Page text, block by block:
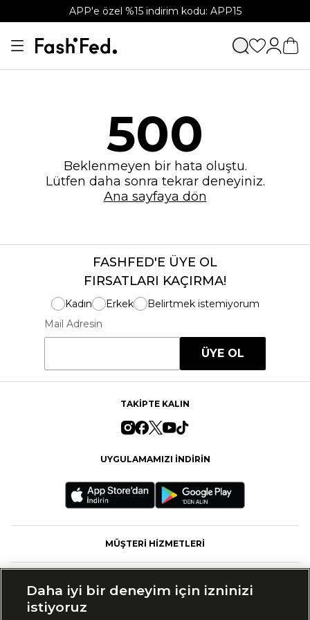
APP'e özel %15 indirim kodu: APP15
500
Beklenmeyen bir hata oluştu.
Lütfen daha sonra tekrar deneyiniz.
Ana sayfaya dön
FASHFED'E ÜYE OL
FIRSATLARI KAÇIRMA!
Kadın Erkek
Belirtmek istemiyorum
Mail Adresin
ÜYE OL
TAKİPTE KALIN
UYGULAMAMIZI İNDİRİN
MÜŞTERİ HİZMETLERİ
Daha iyi bir deneyim için izninizi
istiyoruz